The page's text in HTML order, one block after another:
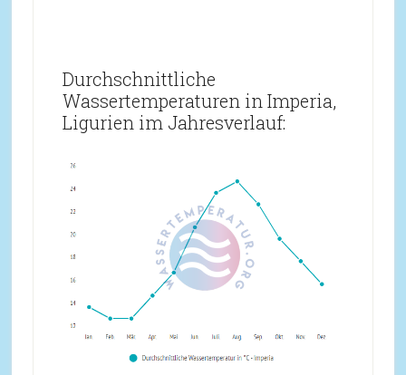
Durchschnittliche
Wassertemperaturen in Imperia,
Ligurien im Jahresverlauf: